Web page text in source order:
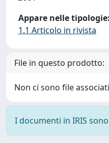
Appare nelle tipologie:
1.1 Articolo in rivista
File in questo prodotto:
Non ci sono file
I documenti in IRIS